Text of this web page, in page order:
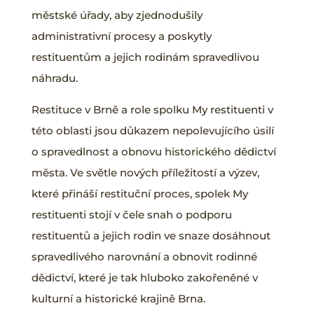
městské úřady, aby zjednodušily
administrativní procesy a poskytly
restituentům a jejich rodinám spravedlivou
náhradu.
Restituce v Brně a role spolku My restituenti v
této oblasti jsou důkazem nepolevujícího úsilí
o spravedlnost a obnovu historického dědictví
města. Ve světle nových příležitostí a výzev,
které přináší restituční proces, spolek My
restituenti stojí v čele snah o podporu
restituentů a jejich rodin ve snaze dosáhnout
spravedlivého narovnání a obnovit rodinné
dědictví, které je tak hluboko zakořeněné v
kulturní a historické krajině Brna.